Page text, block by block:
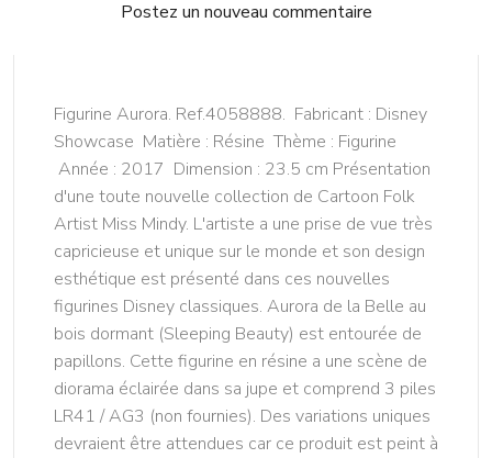
Postez un nouveau commentaire
Figurine Aurora. Ref.4058888. Fabricant : Disney
Showcase Matière : Résine Thème : Figurine
Année : 2017 Dimension : 23.5 cm Présentation
d'une toute nouvelle collection de Cartoon Folk
Artist Miss Mindy. L'artiste a une prise de vue très
capricieuse et unique sur le monde et son design
esthétique est présenté dans ces nouvelles
figurines Disney classiques. Aurora de la Belle au
bois dormant (Sleeping Beauty) est entourée de
papillons. Cette figurine en résine a une scène de
diorama éclairée dans sa jupe et comprend 3 piles
LR41 / AG3 (non fournies). Des variations uniques
devraient être attendues car ce produit est peint à